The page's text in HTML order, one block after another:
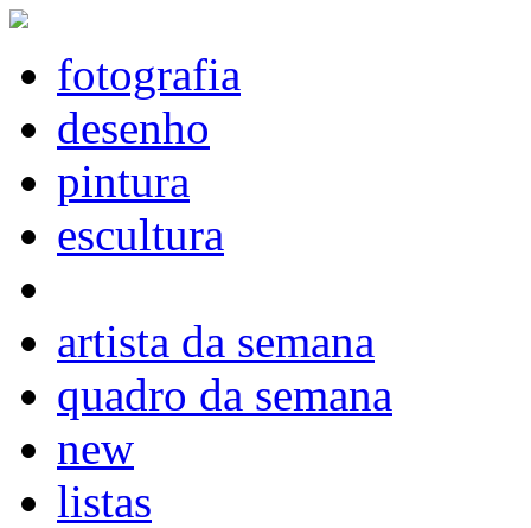
fotografia
desenho
pintura
escultura
artista da semana
quadro da semana
new
listas